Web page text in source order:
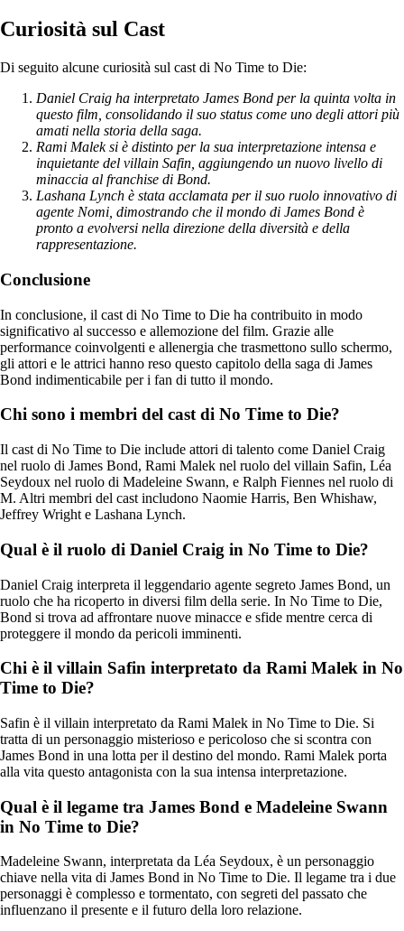
Curiosità sul Cast
Di seguito alcune curiosità sul cast di No Time to Die:
Daniel Craig ha interpretato James Bond per la quinta volta in
questo film, consolidando il suo status come uno degli attori più
amati nella storia della saga.
Rami Malek si è distinto per la sua interpretazione intensa e
inquietante del villain Safin, aggiungendo un nuovo livello di
minaccia al franchise di Bond.
Lashana Lynch è stata acclamata per il suo ruolo innovativo di
agente Nomi, dimostrando che il mondo di James Bond è
pronto a evolversi nella direzione della diversità e della
rappresentazione.
Conclusione
In conclusione, il cast di No Time to Die ha contribuito in modo
significativo al successo e allemozione del film. Grazie alle
performance coinvolgenti e allenergia che trasmettono sullo schermo,
gli attori e le attrici hanno reso questo capitolo della saga di James
Bond indimenticabile per i fan di tutto il mondo.
Chi sono i membri del cast di No Time to Die?
Il cast di No Time to Die include attori di talento come Daniel Craig
nel ruolo di James Bond, Rami Malek nel ruolo del villain Safin, Léa
Seydoux nel ruolo di Madeleine Swann, e Ralph Fiennes nel ruolo di
M. Altri membri del cast includono Naomie Harris, Ben Whishaw,
Jeffrey Wright e Lashana Lynch.
Qual è il ruolo di Daniel Craig in No Time to Die?
Daniel Craig interpreta il leggendario agente segreto James Bond, un
ruolo che ha ricoperto in diversi film della serie. In No Time to Die,
Bond si trova ad affrontare nuove minacce e sfide mentre cerca di
proteggere il mondo da pericoli imminenti.
Chi è il villain Safin interpretato da Rami Malek in No
Time to Die?
Safin è il villain interpretato da Rami Malek in No Time to Die. Si
tratta di un personaggio misterioso e pericoloso che si scontra con
James Bond in una lotta per il destino del mondo. Rami Malek porta
alla vita questo antagonista con la sua intensa interpretazione.
Qual è il legame tra James Bond e Madeleine Swann
in No Time to Die?
Madeleine Swann, interpretata da Léa Seydoux, è un personaggio
chiave nella vita di James Bond in No Time to Die. Il legame tra i due
personaggi è complesso e tormentato, con segreti del passato che
influenzano il presente e il futuro della loro relazione.